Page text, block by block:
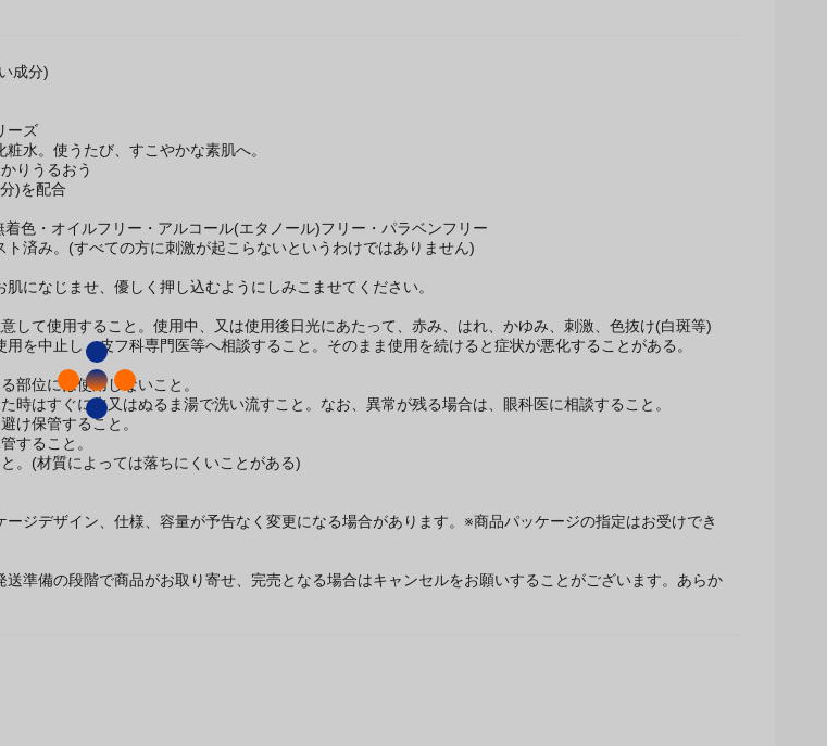
成分)
ズ
水。使うたび、すこやかな素肌へ。
りうるおう
)を配合
色・オイルフリー・アルコール(エタノール)フリー・パラベンフリー
済み。(すべての方に刺激が起こらないというわけではありません)
肌になじませ、優しく押し込むようにしみこませてください。
して使用すること。使用中、又は使用後日光にあたって、赤み、はれ、かゆみ、刺激、色抜け(白斑等)や
を中止し、皮フ科専門医等へ相談すること。そのまま使用を続けると症状が悪化することがある。
部位には使用しないこと。
時はすぐに水又はぬるま湯で洗い流すこと。なお、異常が残る場合は、眼科医に相談すること。
け保管すること。
すること。
。(材質によっては落ちにくいことがある)
ジデザイン、仕様、容量が予告なく変更になる場合があります。※商品パッケージの指定はお受けでき
準備の段階で商品がお取り寄せ、完売となる場合はキャンセルをお願いすることがございます。あらか